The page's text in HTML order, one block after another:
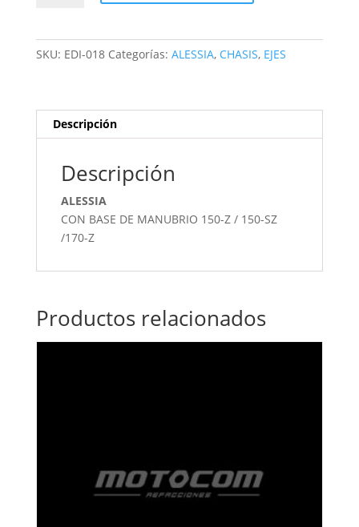
SKU: EDI-018 Categorías: ALESSIA, CHASIS, EJES
Descripción
Descripción
ALESSIA
CON BASE DE MANUBRIO 150-Z / 150-SZ
/170-Z
Productos relacionados